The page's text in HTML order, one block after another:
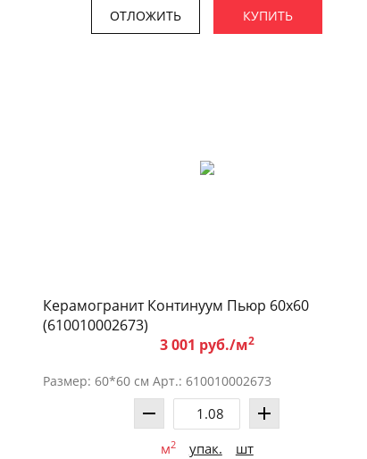
ОТЛОЖИТЬ КУПИТЬ
Керамогранит Континуум Пьюр 60x60
(610010002673)
3 001 руб./м2
Размер: 60*60 см Арт.: 610010002673
м2 упак. шт